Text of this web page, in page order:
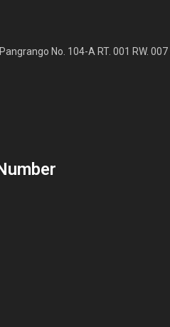
No. 104-A RT. 001 RW.